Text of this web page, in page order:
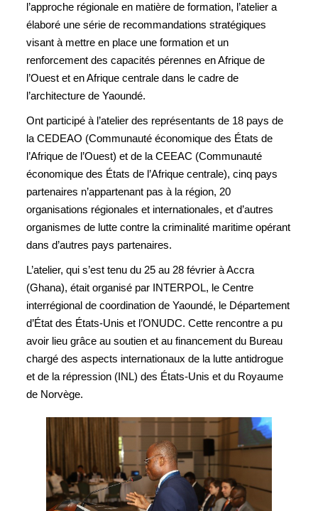
l’approche régionale en matière de formation, l’atelier a
élaboré une série de recommandations stratégiques
visant à mettre en place une formation et un
renforcement des capacités pérennes en Afrique de
l’Ouest et en Afrique centrale dans le cadre de
l’architecture de Yaoundé.
Ont participé à l’atelier des représentants de 18 pays de
la CEDEAO (Communauté économique des États de
l’Afrique de l’Ouest) et de la CEEAC (Communauté
économique des États de l’Afrique centrale), cinq pays
partenaires n’appartenant pas à la région, 20
organisations régionales et internationales, et d’autres
organismes de lutte contre la criminalité maritime opérant
dans d’autres pays partenaires.
L’atelier, qui s’est tenu du 25 au 28 février à Accra
(Ghana), était organisé par INTERPOL, le Centre
interrégional de coordination de Yaoundé, le Département
d’État des États-Unis et l’ONUDC. Cette rencontre a pu
avoir lieu grâce au soutien et au financement du Bureau
chargé des aspects internationaux de la lutte antidrogue
et de la répression (INL) des États-Unis et du Royaume
de Norvège.